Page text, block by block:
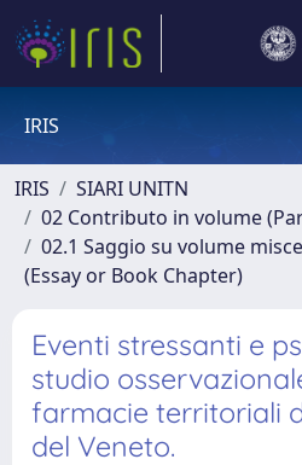
IRIS
IRIS
SIARI UNITN
02 Contributo in volume
02.1 Saggio su volume
(Essay or Book Chapter)
Eventi stressanti e
studio
farmacie territoriali
del Veneto.